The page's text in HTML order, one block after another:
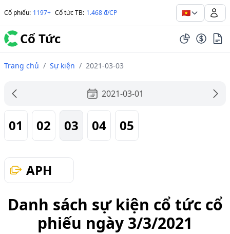
Cổ phiếu: 1197+ Cổ tức TB: 1.468 đ/CP 🇻🇳
Cổ Tức
Trang chủ / Sự kiện / 2021-03-03
2021-03-01
01 02 03 04 05
APH
Danh sách sự kiện cổ tức cổ
phiếu ngày 3/3/2021